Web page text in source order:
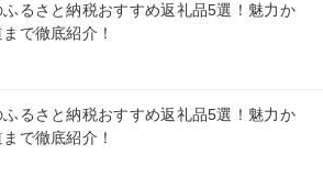
ふるさと納税おすすめ返礼品5選！魅力か
で徹底紹介！
るさと納税おすすめ返礼品5選！魅力か
で徹底紹介！